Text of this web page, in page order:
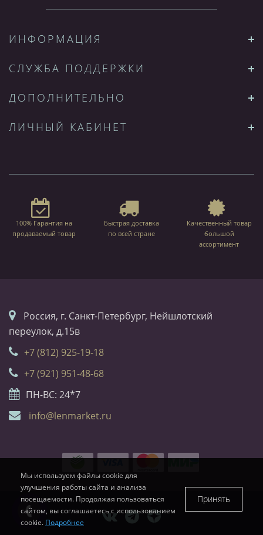
ИНФОРМАЦИЯ
СЛУЖБА ПОДДЕРЖКИ
ДОПОЛНИТЕЛЬНО
ЛИЧНЫЙ КАБИНЕТ
100% Гарантия на
продаваемый товар
Быстрая доставка
по всей стране
Качественный товар
большой
ассортимент
Россия, г. Санкт-Петербург, Нейшлотский
переулок, д.15в
+7 (812) 925-19-18
+7 (921) 951-48-68
ПН-ВС: 24*7
info@lenmarket.ru
Мы используем файлы cookie для
улучшения работы сайта и анализа
посещаемости. Продолжая пользоваться
сайтом, вы соглашаетесь с использованием
cookie. Подробнее
Принять